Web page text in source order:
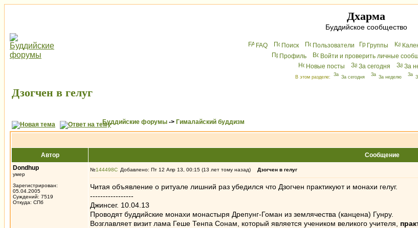
Дхарма
Буддийское сообщество
FAQ Поиск Пользователи Группы
Профиль
Войти и проверить личные
Новые посты
За сегодня За
В этом разделе: За сегодня За неделю
Дзогчен в гелуг
Буддийские форумы -> Гималайский буддизм
Автор
Сообщение
Dondhup
умер
Зарегистрирован:
05.04.2005
Суждений: 7519
Откуда: СПб
№144498 Добавлено: Пт 12 Апр 13, 00:15 (13 лет тому назад) Дзогчен в гелуг
Читая объявление о ритуале лишний раз убедился что Дзогчен практикуют и монахи гелуг.
-----------------
Джинсег. 10.04.13
Проводят буддийские монахи монастыря Дрепунг-Гоман из землячества (канцена) Гунру.
Возглавляет визит лама Геше Тенпа Сонам, который является учеником великого учителя,